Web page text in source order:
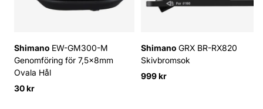
Shimano EW-GM300-M
Genomföring för 7,5x8mm
Ovala Hål
30 kr
Shimano GRX BR-RX820
Skivbromsok
999 kr